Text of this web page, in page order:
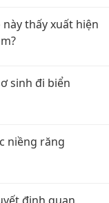
này thấy xuất hiện
sinh đi biển
niềng răng